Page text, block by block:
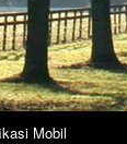
Mobil